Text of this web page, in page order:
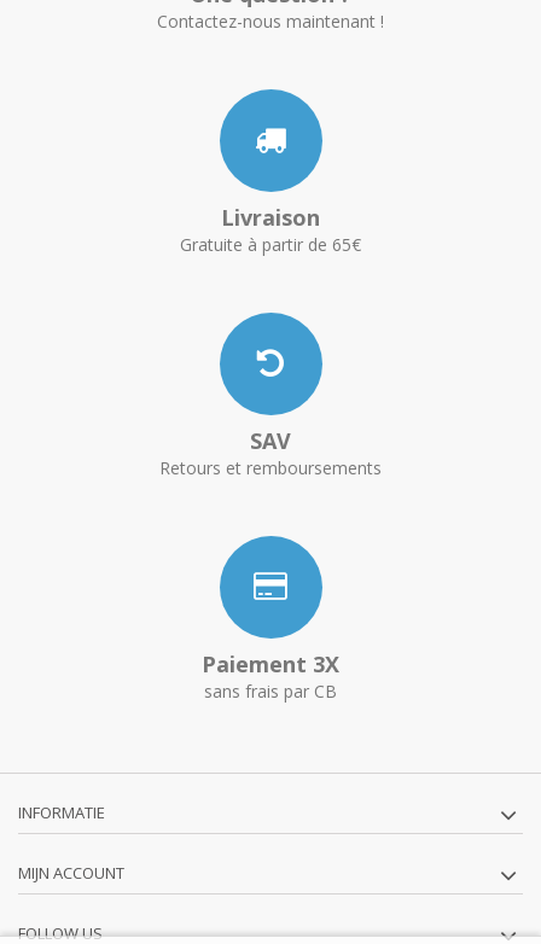
Contactez-nous maintenant !
Livraison
Gratuite à partir de 65€
SAV
Retours et remboursements
Paiement 3X
sans frais par CB
INFORMATIE
MIJN ACCOUNT
FOLLOW US